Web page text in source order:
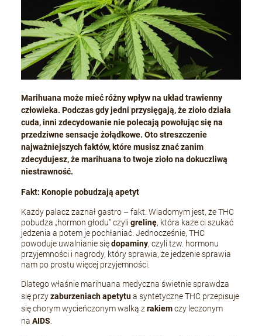
Marihuana może mieć różny wpływ na układ trawienny
człowieka. Podczas gdy jedni przysięgają, że zioło działa
cuda, inni zdecydowanie nie polecają powołując się na
przedziwne sensacje żołądkowe. Oto streszczenie
najważniejszych faktów, które musisz znać zanim
zdecydujesz, że marihuana to twoje zioło na dokuczliwą
niestrawność.
Fakt: Konopie pobudzają apetyt
Każdy palacz zaznał gastro – fakt. Wiadomym jest, że THC
pobudza „hormon głodu” czyligrelinę, która każe ci szukać
jedzenia a potem je pochłaniać. Jednocześnie, THC
powoduje uwalnianie siędopaminy, czyli tzw. hormonu
przyjemności i nagrody, który sprawia, że jedzenie sprawia
nam po prostu więcej przyjemności.
Dlatego właśnie marihuana medyczna świetnie sprawdza
się przyzaburzeniach apetytua syntetyczne THC przepisuje
się chorym wycieńczonym walką zrakiemczy leczonym
naAIDS.